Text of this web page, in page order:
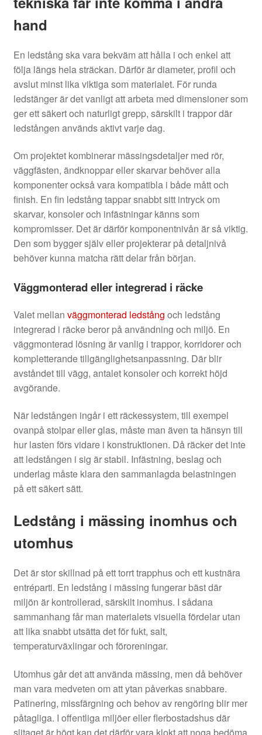
hand
En ledstång ska vara bekväm att hålla i och enkel att
följa längs hela sträckan. Därför är diameter, profil och
avslut minst lika viktiga som materialet. För runda
ledstänger är det vanligt att arbeta med dimensioner som
ger ett säkert och naturligt grepp, särskilt i trappor där
ledstången används aktivt varje dag.
Om projektet kombinerar mässingsdetaljer med rör,
väggfästen, ändknoppar eller skarvar behöver alla
komponenter också vara kompatibla i både mått och
finish. En fin ledstång tappar snabbt sitt intryck om
skarvar, konsoler och infästningar känns som
kompromisser. Det är därför komponentnivån är så viktig.
Den som bygger själv eller projekterar på detaljnivå
behöver kunna matcha rätt delar från början.
Väggmonterad eller integrerad i räcke
Valet mellan väggmonterad ledstång och ledstång
integrerad i räcke beror på användning och miljö. En
väggmonterad lösning är vanlig i trappor, korridorer och
kompletterande tillgänglighetsanpassning. Där blir
avståndet till vägg, antalet konsoler och korrekt höjd
avgörande.
När ledstången ingår i ett räckessystem, till exempel
ovanpå stolpar eller glas, måste man även ta hänsyn till
hur lasten förs vidare i konstruktionen. Då räcker det inte
att ledstången i sig är stabil. Infästning, beslag och
underlag måste klara den sammanlagda belastningen
på ett säkert sätt.
Ledstång i mässing inomhus och
utomhus
Det är stor skillnad på ett torrt trapphus och ett kustnära
entréparti. En ledstång i mässing fungerar bäst där
miljön är kontrollerad, särskilt inomhus. I sådana
sammanhang får man materialets visuella fördelar utan
att lika snabbt utsätta det för fukt, salt,
temperaturväxlingar och föroreningar.
Utomhus går det att använda mässing, men då behöver
man vara medveten om att ytan påverkas snabbare.
Patinering, missfärgning och behov av rengöring blir mer
påtagliga. I offentliga miljöer eller flerbostadshus där
slitaget är högt kan det därför vara klokt att noga bedöma